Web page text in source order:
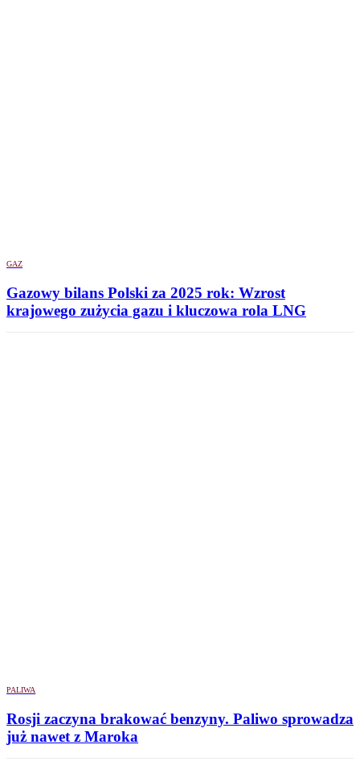
GAZ
Gazowy bilans Polski za 2025 rok: Wzrost
krajowego zużycia gazu i kluczowa rola LNG
PALIWA
Rosji zaczyna brakować benzyny. Paliwo sprowadza
już nawet z Maroka